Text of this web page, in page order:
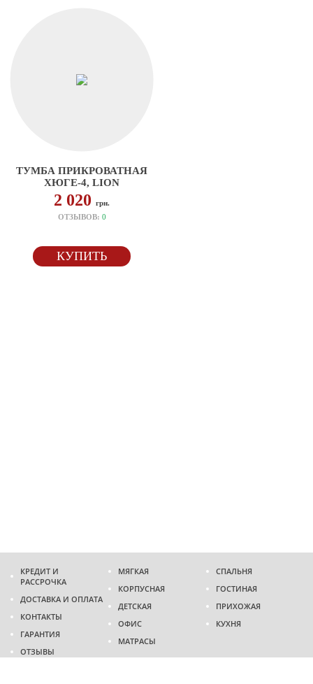
ТУМБА ПРИКРОВАТНАЯ
ХЮГЕ-4, LION
2 020грн.
ОТЗЫВОВ: 0
КУПИТЬ
КРЕДИТ И
РАССРОЧКА
ДОСТАВКА И ОПЛАТА
КОНТАКТЫ
ГАРАНТИЯ
ОТЗЫВЫ
МЯГКАЯ
КОРПУСНАЯ
ДЕТСКАЯ
ОФИС
МАТРАСЫ
СПАЛЬНЯ
ГОСТИНАЯ
ПРИХОЖАЯ
КУХНЯ